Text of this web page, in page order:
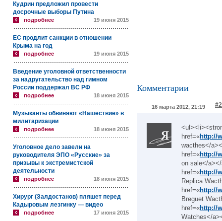
Кудрин предложил провести
досрочные выборы Путина
подробнее 19 июня 2015
ЕС продлит санкции в отношении
Крыма на год
подробнее 19 июня 2015
Введение уголовной ответственности
за надругательство над гимном
России поддержал ВС РФ
подробнее 18 июня 2015
Музыканты обвиняют «Нашествие» в
милитаризации
подробнее 18 июня 2015
Уголовное дело завели на
руководителя ЭПО «Русские» за
призывы к экстремистской
деятельности
подробнее 18 июня 2015
Хирург (Залдостанов) пляшет перед
Кадыровым лезгинку — видео
подробнее 17 июня 2015
Комментарии
16 марта 2012, 21:19
href=«http://
wacthes</
href=«http://
on sale</
href=«http://
Replica
href=«http://
Breguet
href=«http://
Watches</